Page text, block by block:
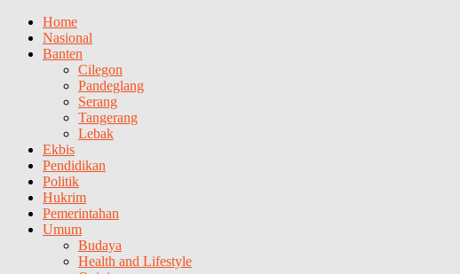
Home
Nasional
Banten
Cilegon
Pandeglang
Serang
Tangerang
Lebak
Ekbis
Pendidikan
Politik
Hukrim
Pemerintahan
Umum
Budaya
Health and Lifestyle